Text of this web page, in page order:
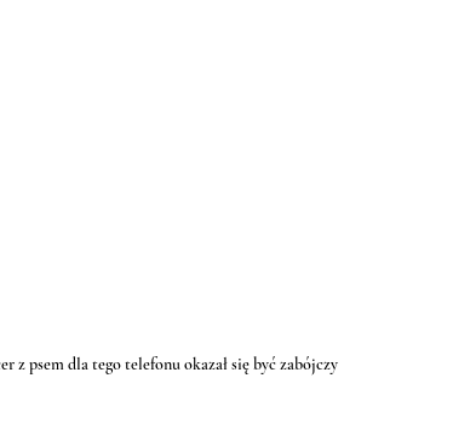
z psem dla tego telefonu okazał się być zabójczy